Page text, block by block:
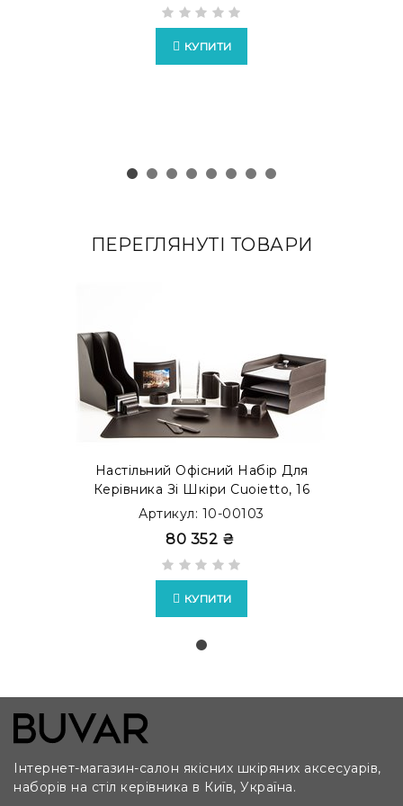
КУПИТИ
ПЕРЕГЛЯНУТІ ТОВАРИ
Настільний Офісний Набір Для
Керівника Зі Шкіри Cuoietto, 16
Предметів, Бювар, Шоколад
Артикул: 10-00103
80 352 ₴
КУПИТИ
Інтернет-магазин-салон якісних шкіряних аксесуарів,
наборів на стіл керівника в Київ, Україна.